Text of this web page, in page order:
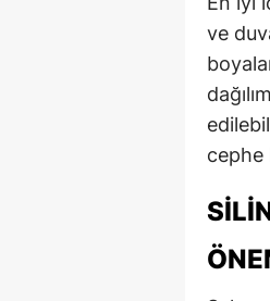
ve
cephe